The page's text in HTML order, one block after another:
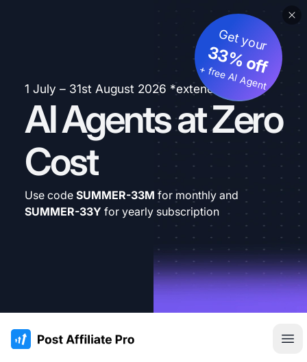
1 July – 31st August 2026 *extended
AI Agents at Zero
Cost
Get your
33% off
+ free AI Agent
Use code SUMMER-33M for monthly and
SUMMER-33Y for yearly subscription
:site.title